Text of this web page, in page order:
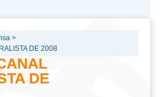
>
DE 2008
DE